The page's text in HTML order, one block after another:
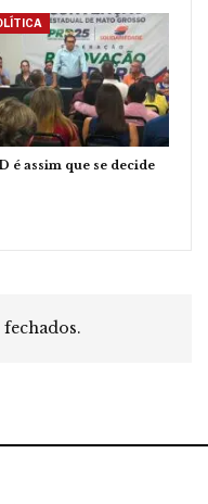
é assim que se decide